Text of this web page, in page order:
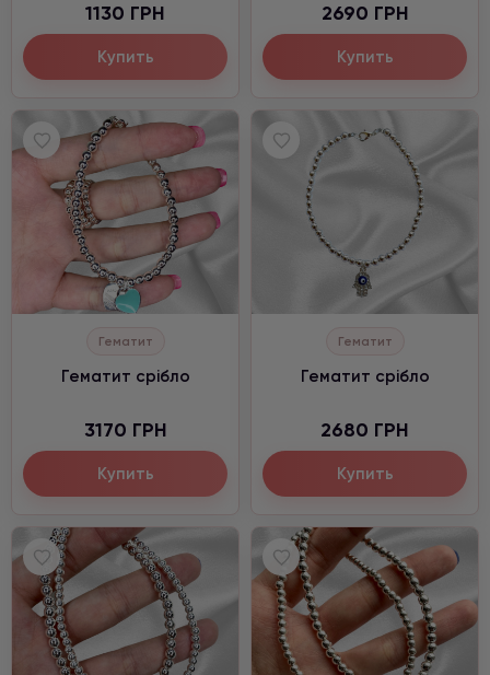
1130 ГРН
Купить
2690 ГРН
Купить
Гематит
Гематит срібло
3170 ГРН
Купить
Гематит
Гематит срібло
2680 ГРН
Купить